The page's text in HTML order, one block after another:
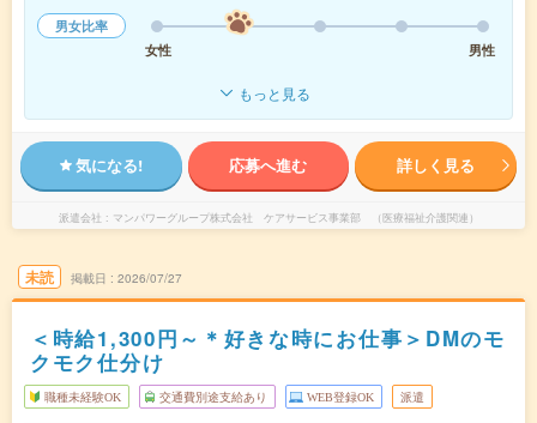
男女比率
女性
男性
もっと見る
気になる! 応募へ進む 詳しく見る
派遣会社 マンパワーグループ株式会社 ケアサービス事業部 （医療福祉介護関連）
未読 掲載日 2026/07/27
＜時給1,300円～＊好きな時にお仕事＞DMのモ
クモク仕分け
職種未経験OK 交通費別途支給あり WEB登録OK 派遣